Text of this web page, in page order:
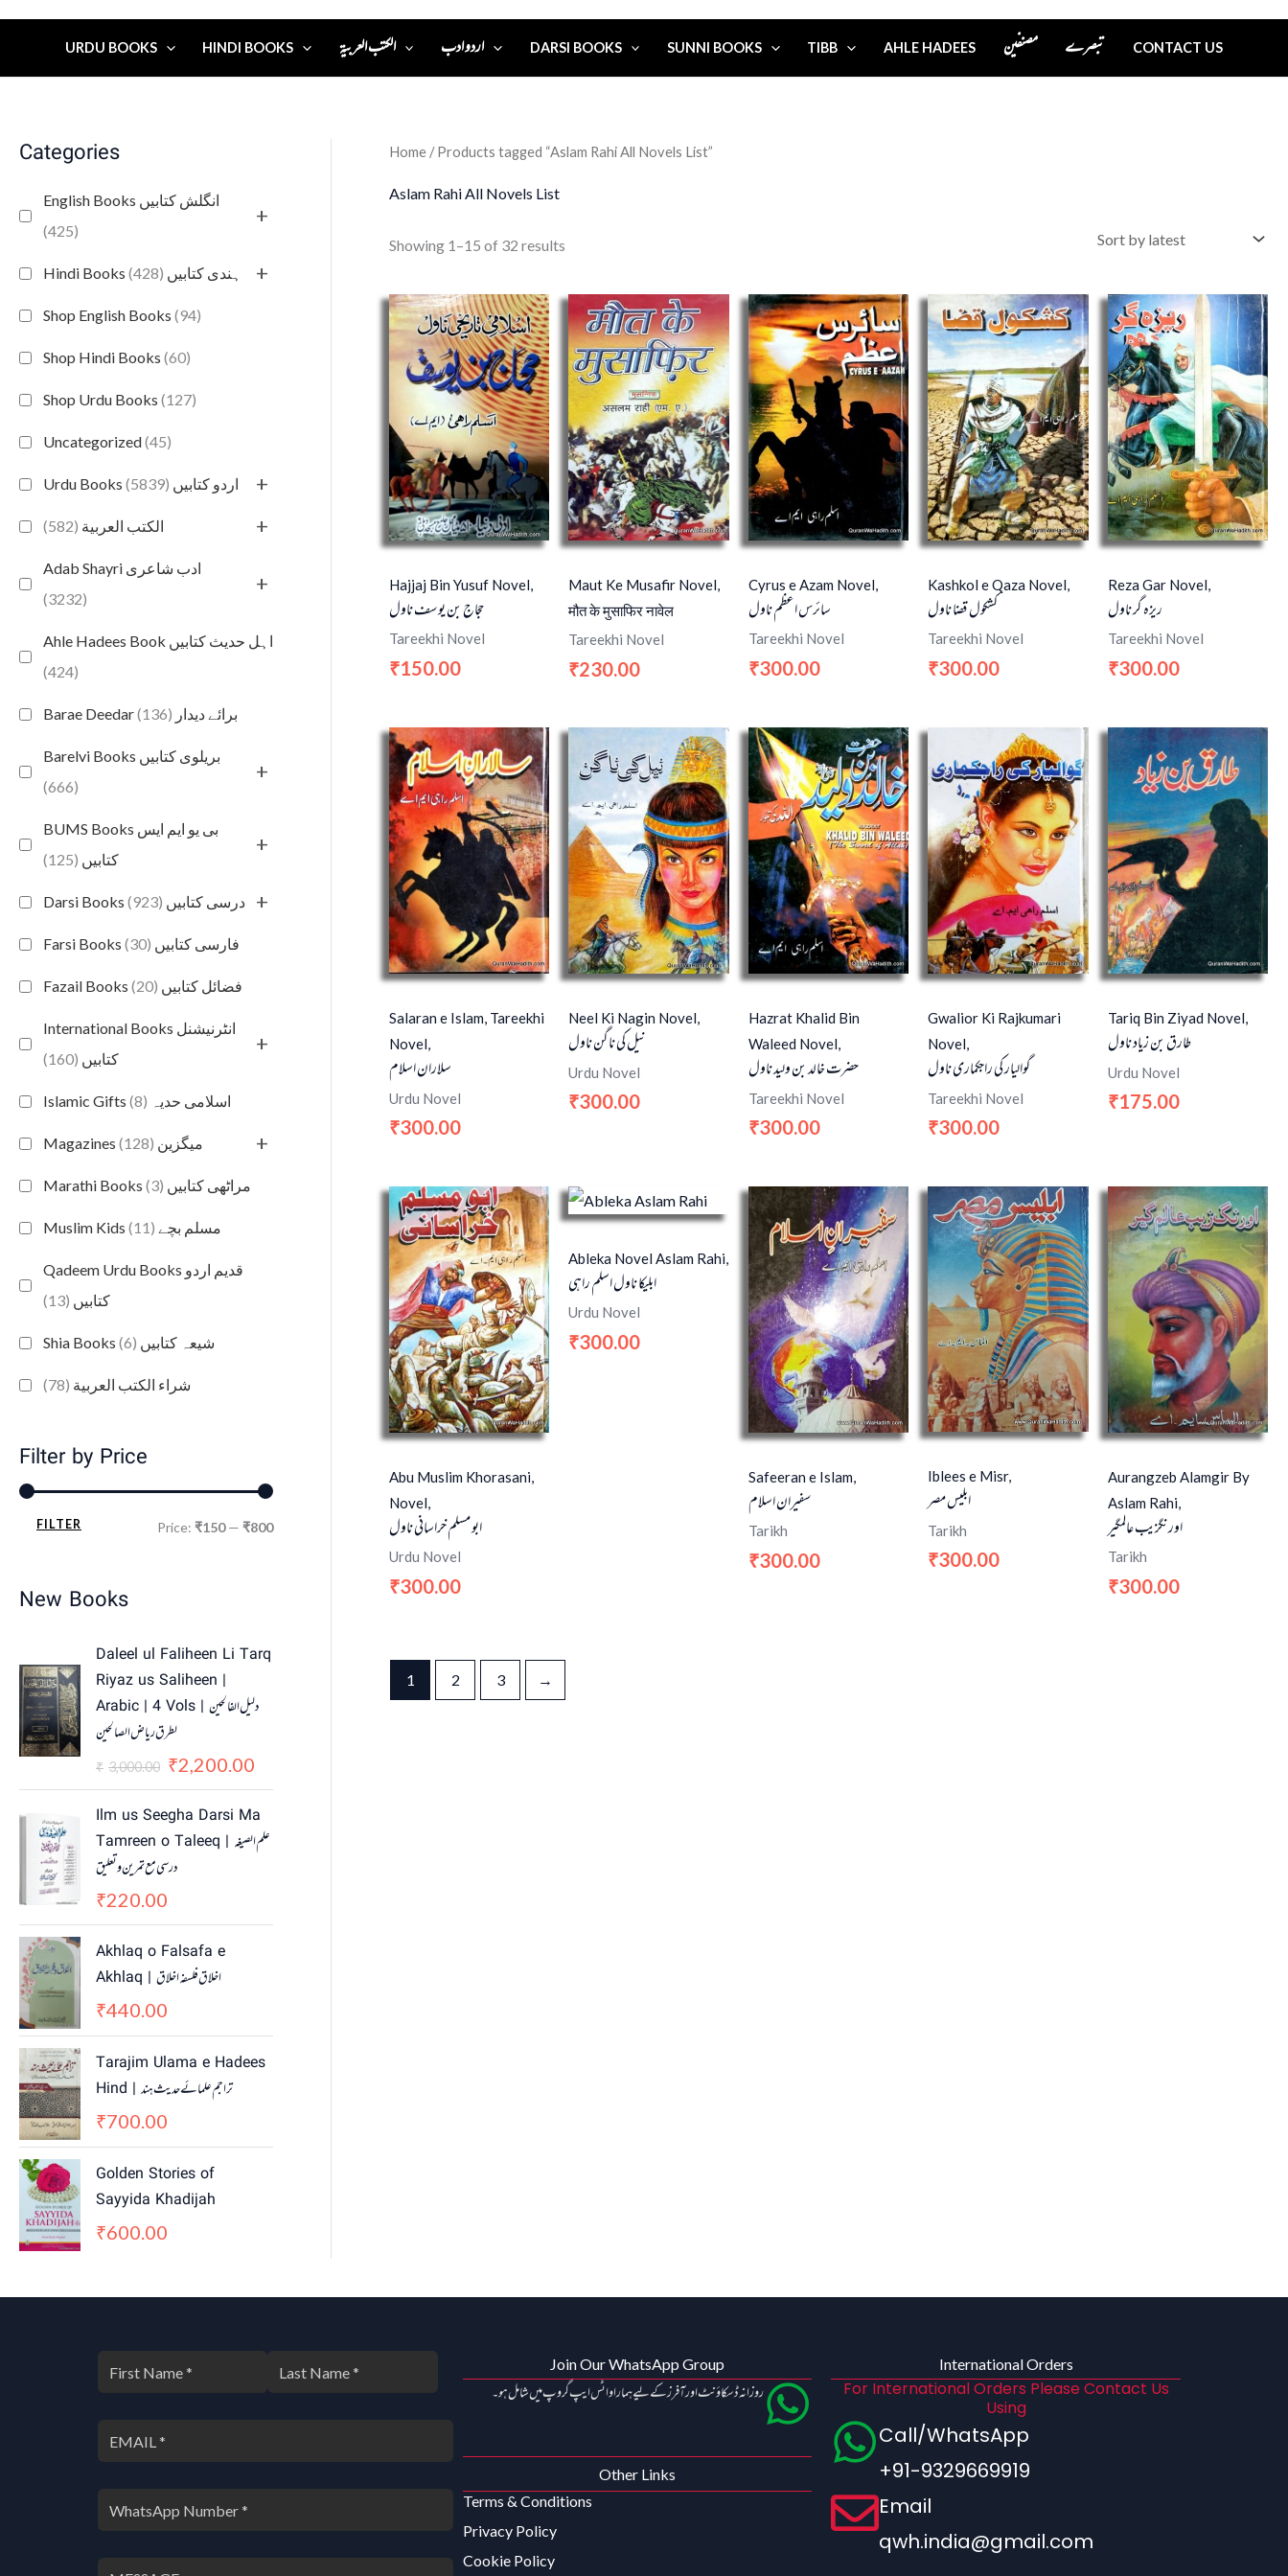
URDU BOOKS HINDI BOOKS الكتب العربية اردو ادب DARSI BOOKS SUNNI BOOKS TIBB AHLE HADEES مصنفین تبصرے CONTACT US
Categories
English Books انگلش کتابیں
(425)
+
Hindi Books ہندی کتابیں (428) +
Shop English Books (94)
Shop Hindi Books (60)
Shop Urdu Books (127)
Uncategorized(45)
Urdu Books اردو کتابیں (5839) +
الكتب العربية (582) +
Adab Shayri ادب شاعری
(3232)
+
Ahle Hadees Book اہل حدیث کتابیں
(424)
Barae Deedar برائے دیدار (136)
Barelvi Books بریلوی کتابیں
(666)
+
BUMS Books بی یو ایم ایس
کتابیں (125)
+
Darsi Books درسی کتابیں (923) +
Farsi Books فارسی کتابیں (30)
Fazail Books فضائل کتابیں (20)
International Books انٹرنیشنل
کتابیں (160)
+
Islamic Gifts اسلامی حدیہ (8)
Magazines میگزین (128) +
Marathi Books مراٹھی کتابیں (3)
Muslim Kids مسلم بچے (11)
Qadeem Urdu Books قدیم اردو
کتابیں (13)
Shia Books شیعہ کتابیں (6)
شراء الكتب العربية (78)
Filter by Price
FILTER Price: ₹150— ₹800
New Books
Daleel ul Faliheen Li Tarq
Riyaz us Saliheen |
Arabic | 4 Vols | دلیل الفالحین
لطرق ریاض الصالحین
₹ 3,000.00
r
i
g
i
n
p
r
i
w
s
₹
3
0
.
0
₹2,200.00
u
r
r
i
,
2
0
Ilm us Seegha Darsi Ma
Tamreen o Taleeq | علم الصیغہ
درسی مع تمرین و تعلیق
₹220.00
Akhlaq o Falsafa e
Akhlaq | اخلاق فلسفہ اخلاق
₹440.00
Tarajim Ulama e Hadees
Hind | تراجم علمائے حديث ہند
₹700.00
Golden Stories of
Sayyida Khadijah
₹600.00
Home / Products tagged “Aslam Rahi All Novels List”
Aslam Rahi All Novels List
Showing 1–15 of 32 results
Hajjaj Bin Yusuf Novel,
حجاج بن یوسف ناول
Tareekhi Novel
₹150.00
Maut Ke Musafir Novel,
मौत के मुसाफिर नावेल
Tareekhi Novel
₹230.00
Cyrus e Azam Novel,
سائرس اعظم ناول
Tareekhi Novel
₹300.00
Kashkol e Qaza Novel,
کشکول قضا ناول
Tareekhi Novel
₹300.00
Reza Gar Novel,
ریزہ گر ناول
Tareekhi Novel
₹300.00
Salaran e Islam, Tareekhi
Novel,
سلاران اسلام
Urdu Novel
₹300.00
Neel Ki Nagin Novel,
نیل کی ناگن ناول
Urdu Novel
₹300.00
Hazrat Khalid Bin
Waleed Novel,
حضرت خالد بن ولید ناول
Tareekhi Novel
₹300.00
Gwalior Ki Rajkumari
Novel,
گوالیار کی راجکماری ناول
Tareekhi Novel
₹300.00
Tariq Bin Ziyad Novel,
طارق بن زیاد ناول
Urdu Novel
₹175.00
Abu Muslim Khorasani,
Novel,
ابو مسلم خراسانی ناول
Urdu Novel
₹300.00
Ableka Novel Aslam Rahi,
ابلیکا ناول اسلم راہی
Urdu Novel
₹300.00
Safeeran e Islam,
سفیران اسلام
Tarikh
₹300.00
Iblees e Misr,
ابليس مصر
Tarikh
₹300.00
Aurangzeb Alamgir By
Aslam Rahi,
اورنگزیب عالمگیر
Tarikh
₹300.00
1 2 3 →
Join Our WhatsApp Group
روزانہ ڈسکاؤنٹ اور آفرز کے لیے ہمارا واٹس ایپ گروپ میں شامل ہو۔
Other Links
Terms & Conditions
Privacy Policy
Cookie Policy
International Orders
For International Orders Please Contact Us
Using
Call/WhatsApp
+91-9329669919
Email
qwh.india@gmail.com